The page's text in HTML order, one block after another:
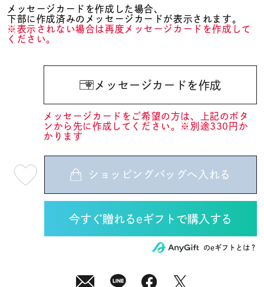
メッセージカードを作成した場合、
下部に作成済みのメッセージカードが表示されます。
※表示されない場合は再度メッセージカードを作成して
ください。
メッセージカードを作成
メッセージカードをご希望の方は、上記のボタ
ンから先に作成してください。※別途330円か
かります
08
月
in)
ショッピングバッグへ入れる
のeギフトとは？